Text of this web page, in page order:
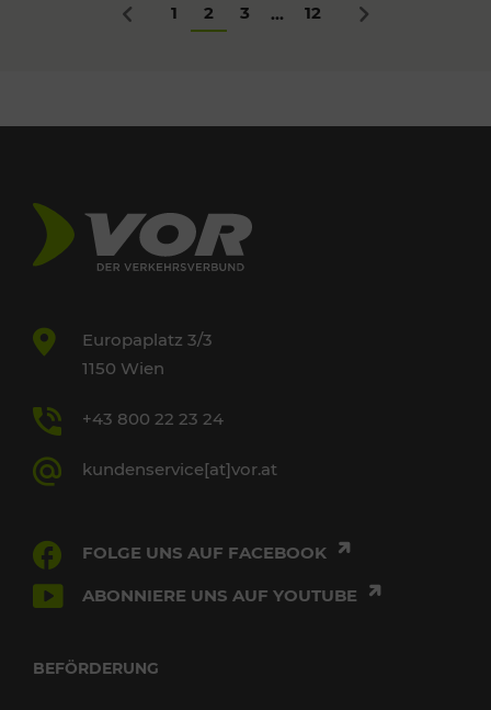
Zurück
1 2 3 ... 12 Nächstes
Europaplatz 3/3
1150 Wien
+43 800 22 23 24
kundenservice[at]vor.at
FOLGE UNS AUF FACEBOOK
ABONNIERE UNS AUF YOUTUBE
BEFÖRDERUNG